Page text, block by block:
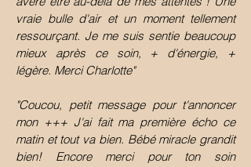
vraie bulle d'air et un moment tellement
ressourçant. Je me suis sentie beaucoup
mieux après ce soin, + d'énergie, +
légère. Merci Charlotte"
"Coucou, petit message pour t'annoncer
mon +++ J'ai fait ma première écho ce
matin et tout va bien. Bébé miracle grandit
bien! Encore merci pour ton soin